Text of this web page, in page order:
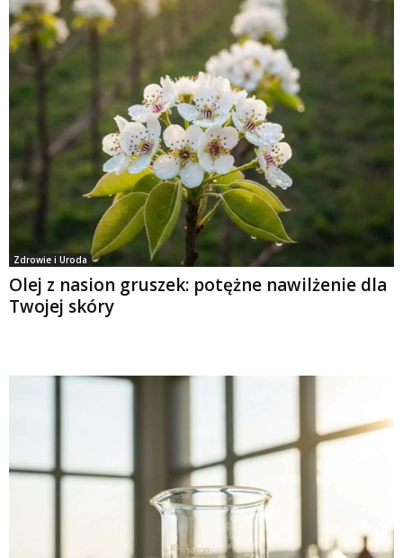
Zdrowie i Uroda
Olej z nasion gruszek: potężne nawilżenie dla
Twojej skóry